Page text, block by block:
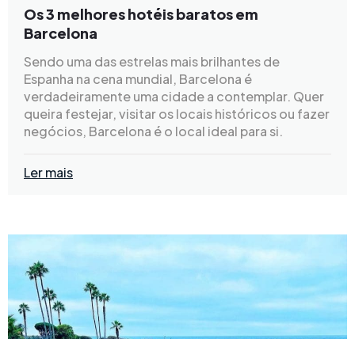
Os 3 melhores hotéis baratos em
Barcelona
Sendo uma das estrelas mais brilhantes de
Espanha na cena mundial, Barcelona é
verdadeiramente uma cidade a contemplar. Quer
queira festejar, visitar os locais históricos ou fazer
negócios, Barcelona é o local ideal para si.
Ler mais